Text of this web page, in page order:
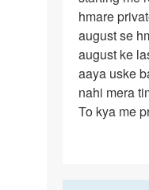
mere
partner
august
ke…
hmare
august se
august ke
aaya uske
nahi mera
To kya me